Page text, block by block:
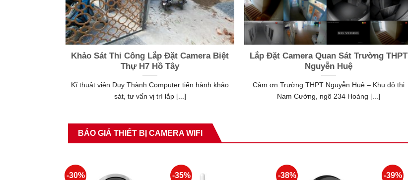
Khảo Sát Thi Công Lắp Đặt Camera Biệt
Thự H7 Hồ Tây
Kĩ thuật viên Duy Thành Computer tiến hành khảo
sát, tư vấn vị trí lắp [...]
Lắp Đặt Camera Quan Sát Trường THPT
Nguyễn Huệ
Cảm ơn Trường THPT Nguyễn Huệ – Khu đô thị
Nam Cường, ngõ 234 Hoàng [...]
BÁO GIÁ THIẾT BỊ CAMERA WIFI
-30% -35% -38% -39%